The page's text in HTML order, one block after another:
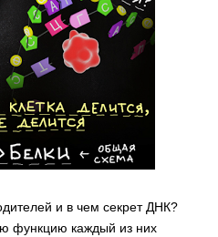
и в чем секрет ДНК?
функцию каждый из них